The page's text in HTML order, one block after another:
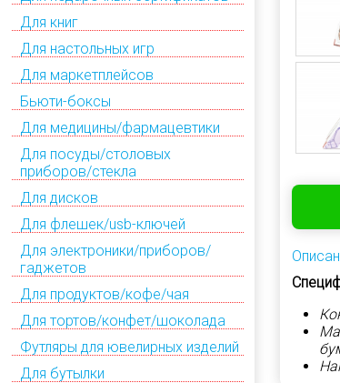
Для книг
Для настольных игр
Для маркетплейсов
Бьюти-боксы
Для медицины/фармацевтики
Для посуды/столовых
приборов/стекла
Для дисков
Для флешек/usb-ключей
Для электроники/приборов/
гаджетов
Для продуктов/кофе/чая
Для тортов/конфет/шоколада
Футляры для ювелирных изделий
Для бутылки